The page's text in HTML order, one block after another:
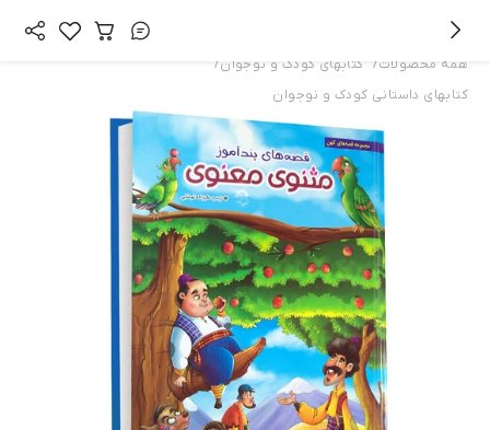
همه محصولات/ کتابهای کودک و نوجوان/
کتابهای داستانی کودک و نوجوان